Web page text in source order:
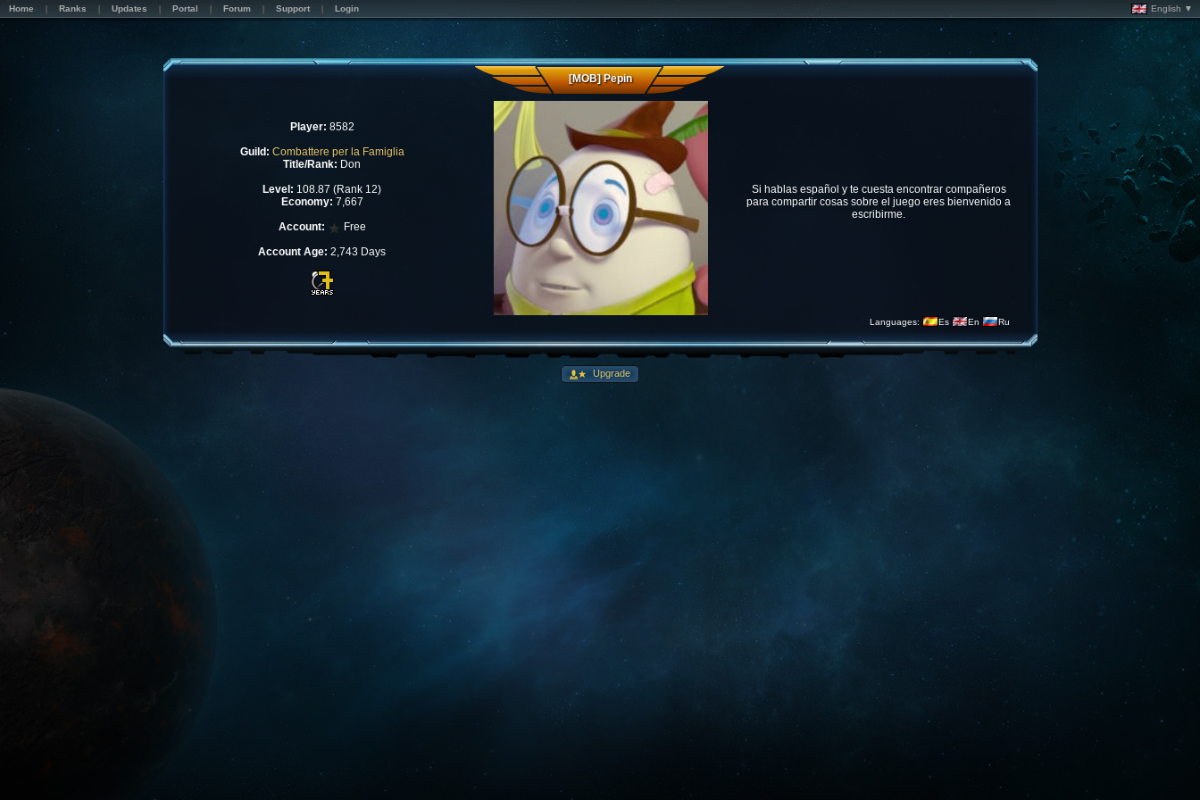
Home Ranks Updates Portal Forum Support Login English ▼
[MOB] Pepin
Player: 8582
Guild: Combattere per la Famiglia
Title/Rank: Don
Level: 108.87 (Rank 12)
Economy: 7,667
Account:
Free
Account Age: 2,743 Days
Si hablas español y te cuesta encontrar compañeros
para compartir cosas sobre el juego eres bienvenido a
escribirme.
Languages: Es En Ru
Upgrade